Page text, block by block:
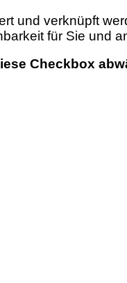
und verknüpft
für Sie und
Checkbox